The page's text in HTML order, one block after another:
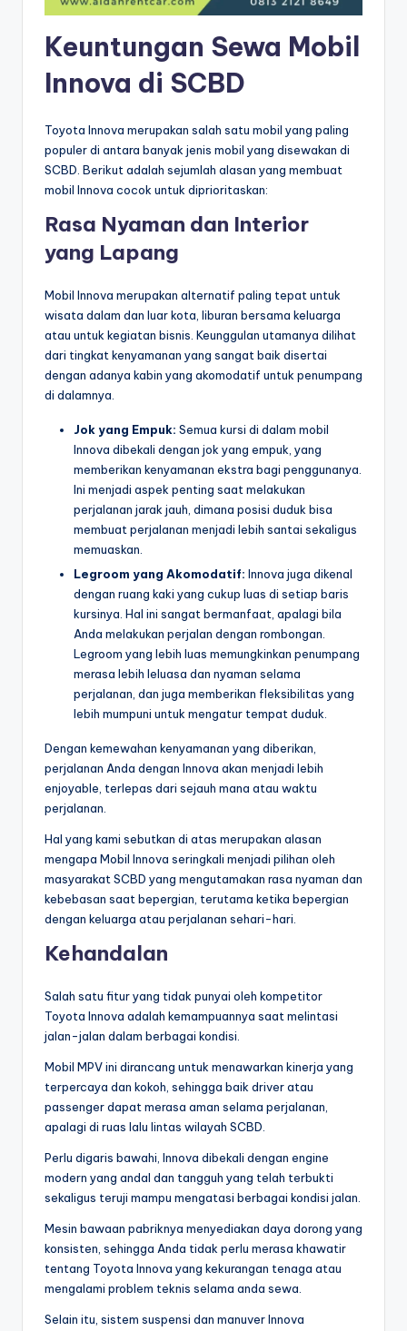
Keuntungan Sewa Mobil
Innova di SCBD
Toyota Innova merupakan salah satu mobil yang paling
populer di antara banyak jenis mobil yang disewakan di
SCBD. Berikut adalah sejumlah alasan yang membuat
mobil Innova cocok untuk diprioritaskan:
Rasa Nyaman dan Interior
yang Lapang
Mobil Innova merupakan alternatif paling tepat untuk
wisata dalam dan luar kota, liburan bersama keluarga
atau untuk kegiatan bisnis. Keunggulan utamanya dilihat
dari tingkat kenyamanan yang sangat baik disertai
dengan adanya kabin yang akomodatif untuk penumpang
di dalamnya.
Jok yang Empuk: Semua kursi di dalam mobil
Innova dibekali dengan jok yang empuk, yang
memberikan kenyamanan ekstra bagi penggunanya.
Ini menjadi aspek penting saat melakukan
perjalanan jarak jauh, dimana posisi duduk bisa
membuat perjalanan menjadi lebih santai sekaligus
memuaskan.
Legroom yang Akomodatif: Innova juga dikenal
dengan ruang kaki yang cukup luas di setiap baris
kursinya. Hal ini sangat bermanfaat, apalagi bila
Anda melakukan perjalan dengan rombongan.
Legroom yang lebih luas memungkinkan penumpang
merasa lebih leluasa dan nyaman selama
perjalanan, dan juga memberikan fleksibilitas yang
lebih mumpuni untuk mengatur tempat duduk.
Dengan kemewahan kenyamanan yang diberikan,
perjalanan Anda dengan Innova akan menjadi lebih
enjoyable, terlepas dari sejauh mana atau waktu
perjalanan.
Hal yang kami sebutkan di atas merupakan alasan
mengapa Mobil Innova seringkali menjadi pilihan oleh
masyarakat SCBD yang mengutamakan rasa nyaman dan
kebebasan saat bepergian, terutama ketika bepergian
dengan keluarga atau perjalanan sehari-hari.
Kehandalan
Salah satu fitur yang tidak punyai oleh kompetitor
Toyota Innova adalah kemampuannya saat melintasi
jalan-jalan dalam berbagai kondisi.
Mobil MPV ini dirancang untuk menawarkan kinerja yang
terpercaya dan kokoh, sehingga baik driver atau
passenger dapat merasa aman selama perjalanan,
apalagi di ruas lalu lintas wilayah SCBD.
Perlu digaris bawahi, Innova dibekali dengan engine
modern yang andal dan tangguh yang telah terbukti
sekaligus teruji mampu mengatasi berbagai kondisi jalan.
Mesin bawaan pabriknya menyediakan daya dorong yang
konsisten, sehingga Anda tidak perlu merasa khawatir
tentang Toyota Innova yang kekurangan tenaga atau
mengalami problem teknis selama anda sewa.
Selain itu, sistem suspensi dan manuver Innova